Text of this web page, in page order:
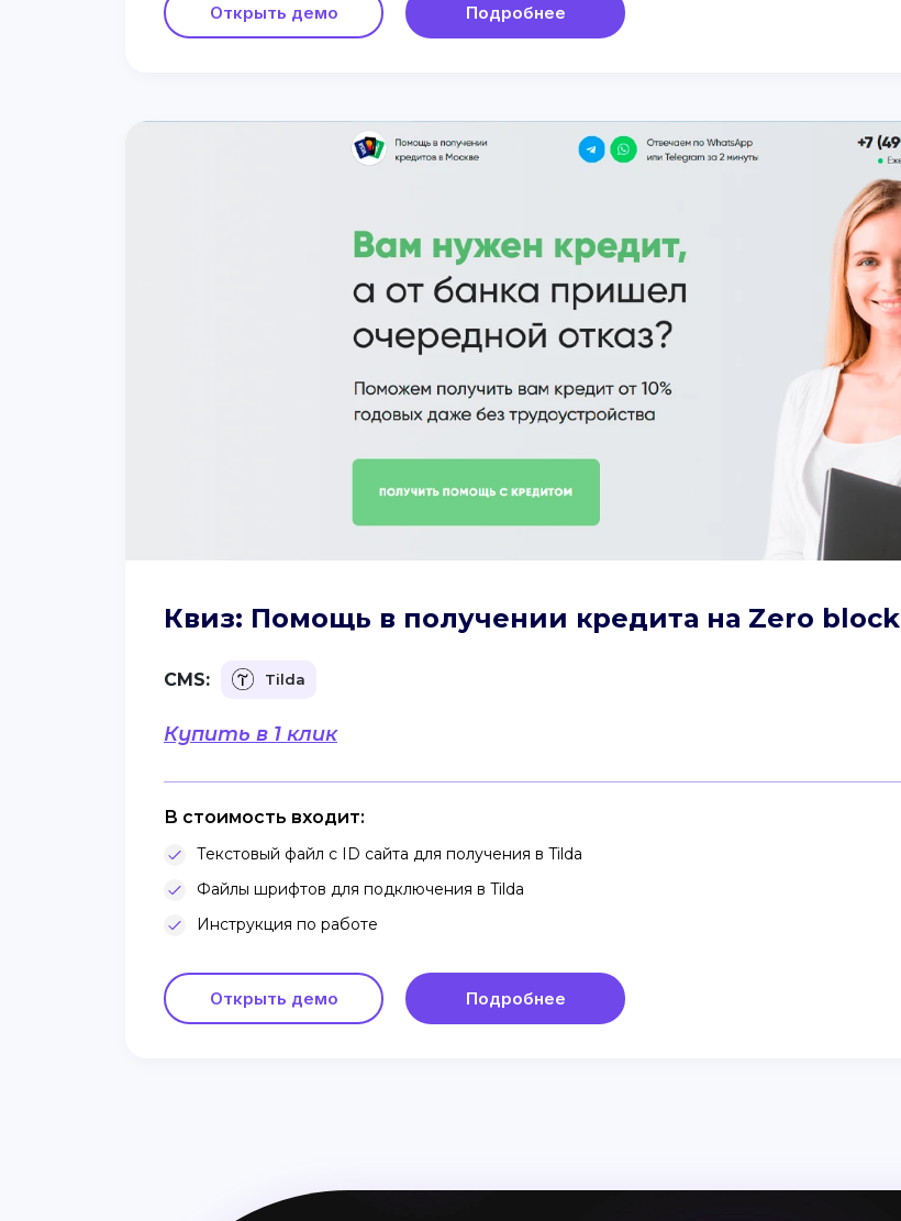
Открыть демо Подробнее
Квиз: Помощь в получении кредита на Zero block
CMS: Tilda
Купить в 1 клик
В стоимость входит:
Текстовый файл с ID сайта для получения в Tilda
Файлы шрифтов для подключения в Tilda
Инструкция по работе
Открыть демо Подробнее